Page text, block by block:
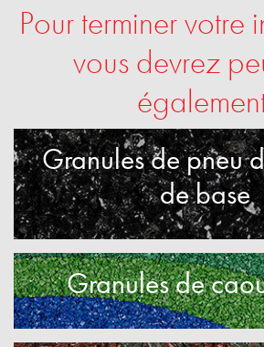
Pour terminer votre
vous devrez
Granules de pneu
de base
Granules de